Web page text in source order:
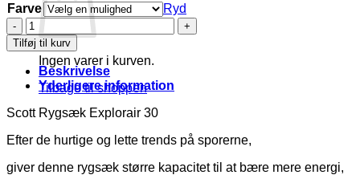
Ingen varer i kurven.
Tilbage til shoppen
Farve
Ryd
Scott
Rygsæk
Explorair
30
antal
Tilføj til kurv
Beskrivelse
Yderligere information
Scott Rygsæk Explorair 30
Efter de hurtige og lette trends på sporerne,
giver denne rygsæk større kapacitet til at bære mere energi,